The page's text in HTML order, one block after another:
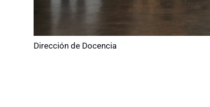
Dirección de Docencia